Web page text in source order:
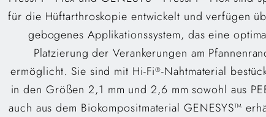
für die Hüftarthroskopie entwickelt und verfügen
gebogenes Applikationssystem, das eine
Platzierung der Verankerungen am
ermöglicht. Sie sind mit Hi-Fi®-Nahtmaterial
in den Größen 2,1 mm und 2,6 mm sowohl aus
auch aus dem Biokompositmaterial GENESYS™